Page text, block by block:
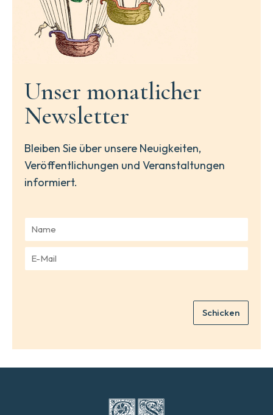
Unser monatlicher
Newsletter
Bleiben Sie über unsere Neuigkeiten,
Veröffentlichungen und Veranstaltungen
informiert.
m
*
Schicken